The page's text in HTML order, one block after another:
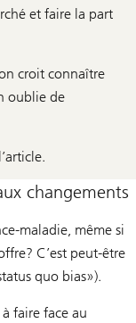
et faire la part
croit connaître
oublie de
changements
maladie, même si
C’est peut-être
quo bias»).
faire face au